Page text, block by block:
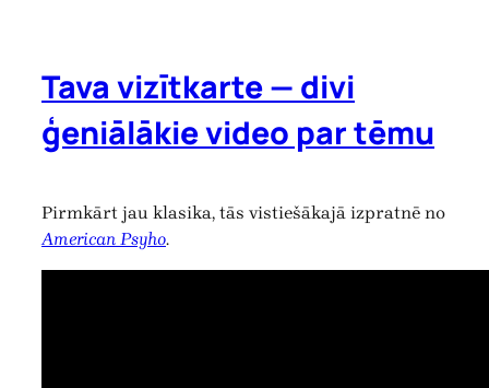
Tava vizītkarte — divi
ģeniālākie video par tēmu
Pirmkārt jau klasika, tās vistiešākajā izpratnē no
American Psyho.